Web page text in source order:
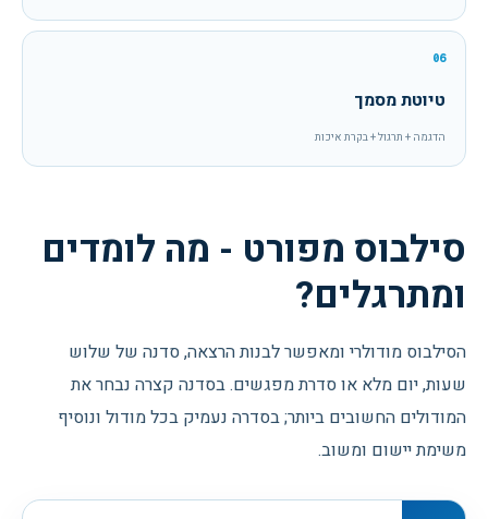
06
טיוטת מסמך
הדגמה + תרגול + בקרת איכות
סילבוס מפורט - מה לומדים
ומתרגלים?
הסילבוס מודולרי ומאפשר לבנות הרצאה, סדנה של שלוש
שעות, יום מלא או סדרת מפגשים. בסדנה קצרה נבחר את
המודולים החשובים ביותר; בסדרה נעמיק בכל מודול ונוסיף
משימת יישום ומשוב.